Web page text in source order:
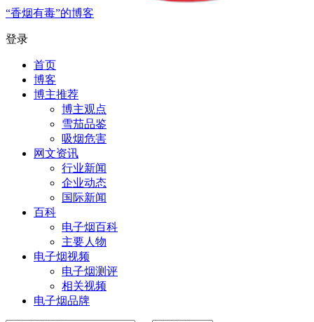
“香烟有毒”的博客
登录
首页
博客
博主推荐
博主观点
雪茄品鉴
吸烟危害
网文资讯
行业新闻
企业动态
国际新闻
百科
电子烟百科
主要人物
电子烟视频
电子烟测评
相关视频
电子烟品牌